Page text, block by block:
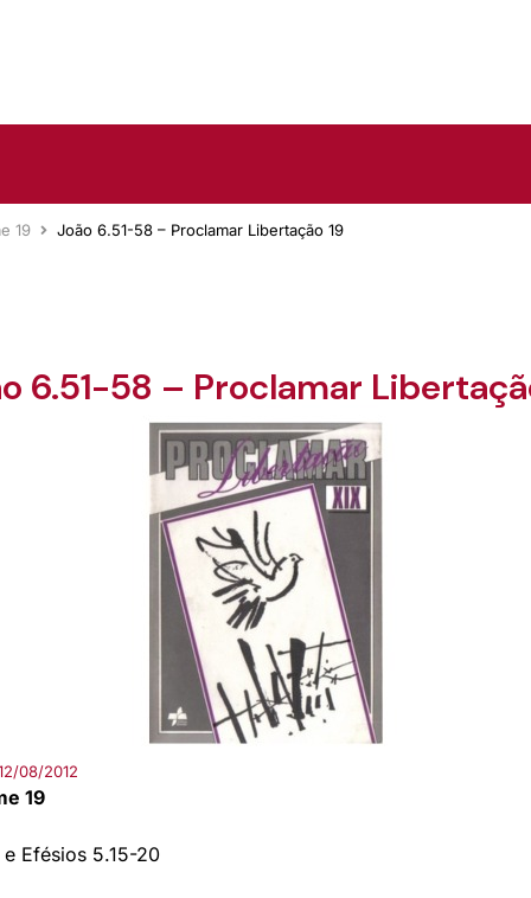
19 João 6.51-58 – Proclamar Libertação 19
6.51-58 – Proclamar
08/2012
19
Efésios 5.15-20